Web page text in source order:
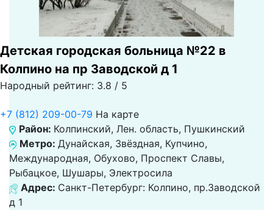
Детская городская больница №22 в
Колпино на пр Заводской д 1
Народный рейтинг: 3.8 / 5
+7 (812) 209-00-79 На карте
Район: Колпинский, Лен. область, Пушкинский
Метро: Дунайская, Звёздная, Купчино,
Международная, Обухово, Проспект Славы,
Рыбацкое, Шушары, Электросила
Адрес: Санкт-Петербург: Колпино, пр.Заводской
д 1